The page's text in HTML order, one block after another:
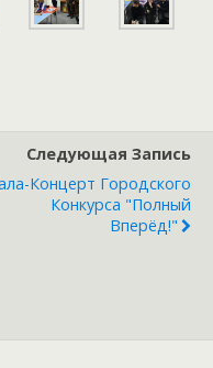
Следующая Запись
Концерт Городского
Конкурса "Полный
Вперёд!"